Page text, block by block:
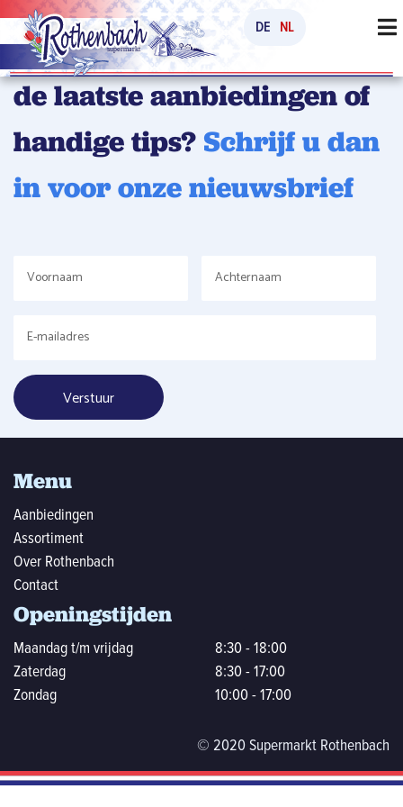
DE NL
Wilt u op de hoogte blijven
de laatste aanbiedingen of
handige tips? Schrijf u dan
in voor onze nieuwsbrief
Menu
Aanbiedingen
Assortiment
Over Rothenbach
Contact
Openingstijden
Maandag t/m vrijdag
8:30 - 18:00
Zaterdag
8:30 - 17:00
Zondag
10:00 - 17:00
© 2020 Supermarkt Rothenbach